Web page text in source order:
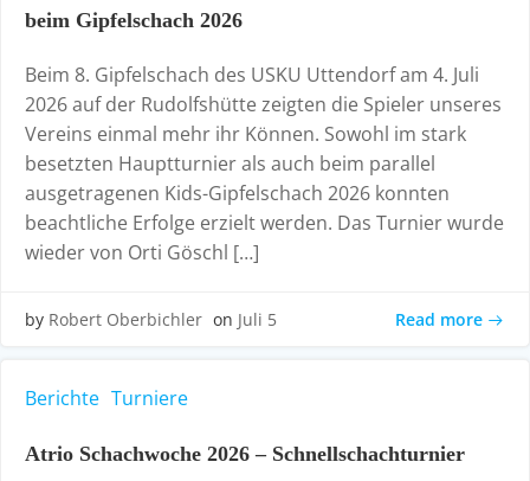
beim Gipfelschach 2026
Beim 8. Gipfelschach des USKU Uttendorf am 4. Juli
2026 auf der Rudolfshütte zeigten die Spieler unseres
Vereins einmal mehr ihr Können. Sowohl im stark
besetzten Hauptturnier als auch beim parallel
ausgetragenen Kids-Gipfelschach 2026 konnten
beachtliche Erfolge erzielt werden. Das Turnier wurde
wieder von Orti Göschl […]
by Robert Oberbichler on Juli 5 Read more
Berichte Turniere
Atrio Schachwoche 2026 – Schnellschachturnier